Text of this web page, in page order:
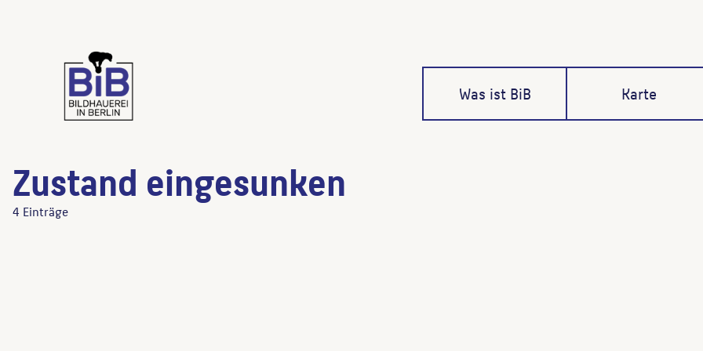
Was ist BiB Karte
Zustand eingesunken
4 Einträge